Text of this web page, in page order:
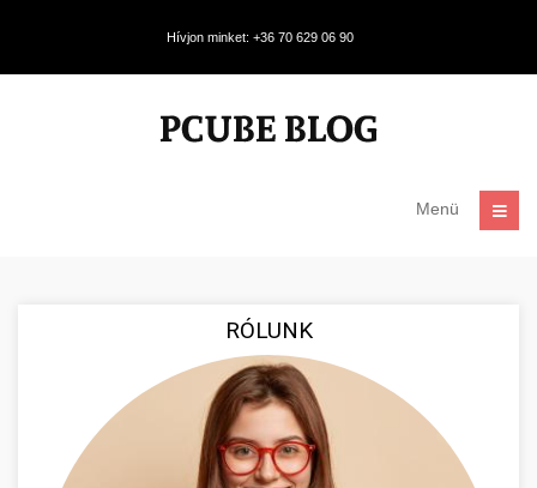
Hívjon minket: +36 70 629 06 90
Menü
RÓLUNK